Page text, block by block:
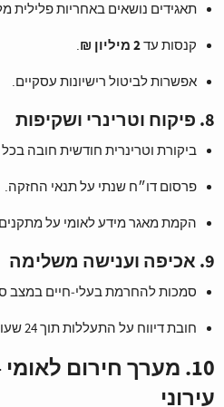
תאגידים נושאים באחריות פלילית
קנסות עד2 מיליון ₪
.
אפשרות לביטול רישיונות עסקיים.
8. פיקוח וטרינרי ושקיפות
ביקורת וטרינרית חודשית חובה
פרסום דו״ח שנתי על תנאי החזקה.
הקמת מאגר מידע לאומי על מתקנים
9. אכיפה וענישה משלימה
סמכות להחרמת בעלי‑חיים במצב
חובת דיווח על התעללות תוך 24 שעות.
10. מערך חירום
עירוני